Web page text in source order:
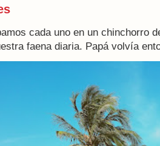
cada uno en un chinchorro
faena diaria. Papá volvía